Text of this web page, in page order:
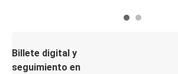
Billete digital y
seguimiento en